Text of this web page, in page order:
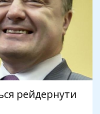
рейдернути